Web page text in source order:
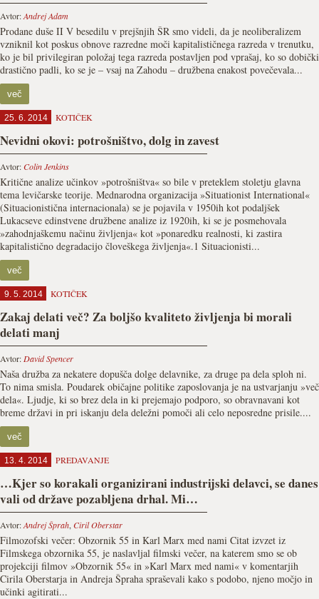
Avtor:Andrej Adam
Prodane duše II V besedilu v prejšnjih ŠR smo videli, da je neoliberalizem
vzniknil kot poskus obnove razredne moči kapitalističnega razreda v trenutku,
ko je bil privilegiran položaj tega razreda postavljen pod vprašaj, ko so dobički
drastično padli, ko se je – vsaj na Zahodu – družbena enakost povečevala...
več
25. 6. 2014 KOTIČEK
Nevidni okovi: potrošništvo, dolg in zavest
Avtor:Colin Jenkins
Kritične analize učinkov »potrošništva« so bile v preteklem stoletju glavna
tema levičarske teorije. Mednarodna organizacija »Situationist International«
(Situacionistična internacionala) se je pojavila v 1950ih kot podaljšek
Lukacseve edinstvene družbene analize iz 1920ih, ki se je posmehovala
»zahodnjaškemu načinu življenja« kot »ponaredku realnosti, ki zastira
kapitalistično degradacijo človeškega življenja«.1 Situacionisti...
več
9. 5. 2014 KOTIČEK
Zakaj delati več? Za boljšo kvaliteto življenja bi morali
delati manj
Avtor: David Spencer
Naša družba za nekatere dopušča dolge delavnike, za druge pa dela sploh ni.
To nima smisla. Poudarek običajne politike zaposlovanja je na ustvarjanju »več
dela«. Ljudje, ki so brez dela in ki prejemajo podporo, so obravnavani kot
breme državi in pri iskanju dela deležni pomoči ali celo neposredne prisile....
več
13. 4. 2014 PREDAVANJE
…Kjer so korakali organizirani industrijski delavci, se danes
vali od države pozabljena drhal. Mi…
Avtor:Andrej Šprah, Ciril Oberstar
Filmozofski večer: Obzornik 55 in Karl Marx med nami Citat izvzet iz
Filmskega obzornika 55, je naslavljal filmski večer, na katerem smo se ob
projekciji filmov »Obzornik 55« in »Karl Marx med nami« v komentarjih
Cirila Oberstarja in Andreja Špraha spraševali kako s podobo, njeno močjo in
učinki agitirati...